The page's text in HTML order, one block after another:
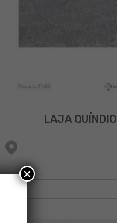
LAJA QUÍNDIO
×